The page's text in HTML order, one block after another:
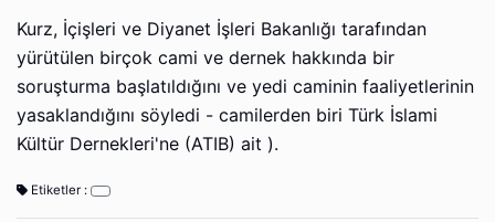
Kurz, İçişleri ve Diyanet İşleri Bakanlığı tarafından
yürütülen birçok cami ve dernek hakkında bir
soruşturma başlatıldığını ve yedi caminin faaliyetlerinin
yasaklandığını söyledi - camilerden biri Türk İslami
Kültür Dernekleri'ne (ATIB) ait ).
Etiketler :